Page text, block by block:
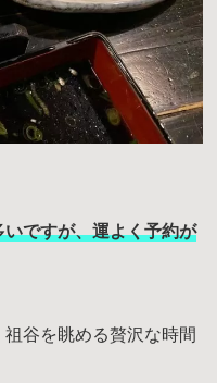
ですが、運よく予約が
谷を眺める贅沢な時間